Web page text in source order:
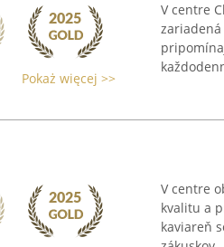
Pokaż więcej >>
V centre
V centre
kvalitu a
kaviareň